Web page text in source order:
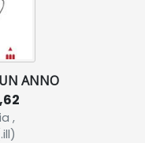
ANNO
,